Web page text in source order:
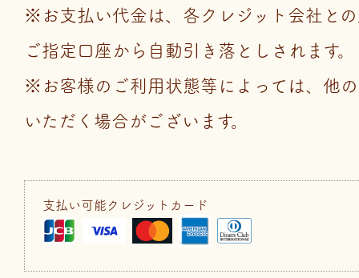
※お支払い代金は、各クレジット会社と
ご指定口座から自動引き落としされます。
※お客様のご利用状態等によっては、他
いただく場合がございます。
支払い可能クレジットカード